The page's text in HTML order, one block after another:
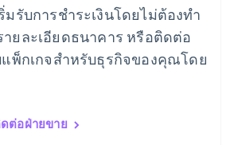
รับการชำระเงินโดยไม่ต้องทำ
ยละเอียดธนาคาร หรือติดต่อ
แพ็กเกจสำหรับธุรกิจของคุณโดย
ต่อฝ่ายขาย